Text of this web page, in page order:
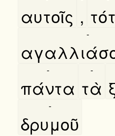
αυτοῖς ,
-
πάντα
-
τὰ
-
δρυμοῦ
-